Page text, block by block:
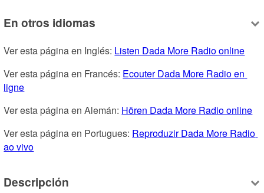
En otros idiomas
Ver esta página en Inglés: Listen Dada More Radio online
Ver esta página en Francés: Ecouter Dada More Radio en
ligne
Ver esta página en Alemán: Hören Dada More Radio online
Ver esta página en Portugues: Reproduzir Dada More Radio
ao vivo
Descripción